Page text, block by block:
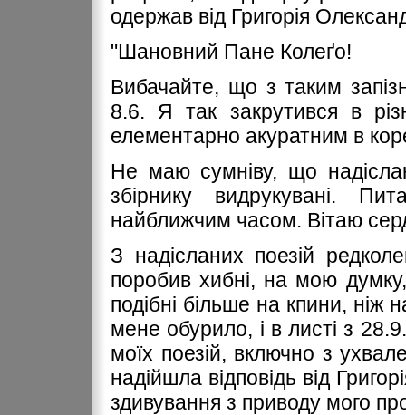
одержав від Григорія
"Шановний Пане Колеґо!
Вибачайте, що з таким
8.6. Я так закрутився в
елементарно акуратним в
Не маю сумніву, що
збірнику видрукувані.
найближчим часом. Вітаю
З надісланих поезій
поробив хибні, на мою
подібні більше на кпини, ніж
мене обурило, і в листі з
моїх поезій, включно з
надійшла відповідь від
здивування з приводу мого